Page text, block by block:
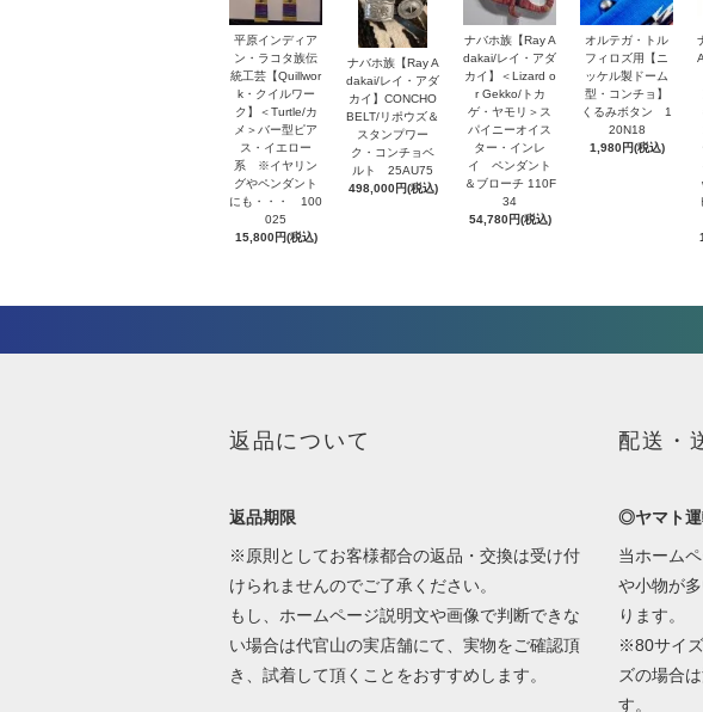
平原インディア
ン・ラコタ族伝
統工芸【Quillwor
k・クイルワー
ク】＜Turtle/カ
メ＞バー型ピア
ス・イエロー
系 ※イヤリン
グやペンダント
にも・・・ 100
025
15,800円(税込)
ナバホ族【Ray A
dakai/レイ・アダ
カイ】CONCHO
BELT/リポウズ＆
スタンプワー
ク・コンチョベ
ルト 25AU75
498,000円(税込)
ナバホ族【Ray A
dakai/レイ・アダ
カイ】＜Lizard o
r Gekko/トカ
ゲ・ヤモリ＞ス
パイニーオイス
ター・インレ
イ ペンダント
＆ブローチ 110F
34
54,780円(税込)
オルテガ・トル
フィロズ用【ニ
ッケル製ドーム
型・コンチョ】
くるみボタン 1
20N18
1,980円(税込)
返品について
返品期限
※原則としてお客様都合の返品・交換は受け付
けられませんのでご了承ください。
もし、ホームページ説明文や画像で判断できな
い場合は代官山の実店舗にて、実物をご確認頂
き、試着して頂くことをおすすめします。
配送・
◎ヤマト
当ホーム
や小物が
ります。
※80サイ
ズの場合
す。